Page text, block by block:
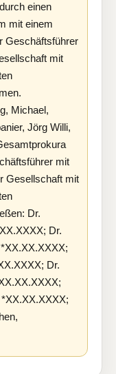
einen
mit einem
Geschäftsführer
mit
Michael,
Jörg Willi,
mit
Gesellschaft mit
Dr.
Dr.
Dr.